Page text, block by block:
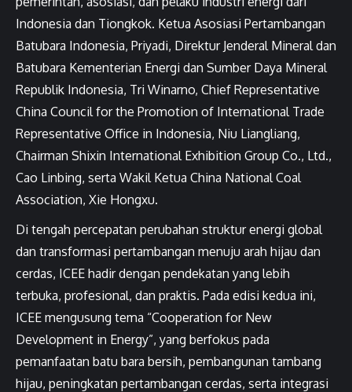
Indonesia dan Tiongkok. Ketua Asosiasi Pertambangan
Batubara Indonesia, Priyadi, Direktur Jenderal Mineral dan
Batubara Kementerian Energi dan Sumber Daya Mineral
Republik Indonesia, Tri Winarno, Chief Representative
China Council for the Promotion of International Trade
Representative Office in Indonesia, Niu Liangliang,
Chairman Shixin International Exhibition Group Co., Ltd.,
Cao Linbing, serta Wakil Ketua China National Coal
Association, Xie Hongxu.
Di tengah percepatan perubahan struktur energi global
dan transformasi pertambangan menuju arah hijau dan
cerdas, ICEE hadir dengan pendekatan yang lebih
terbuka, profesional, dan praktis. Pada edisi kedua ini,
ICEE mengusung tema “Cooperation for New
Development in Energy”, yang berfokus pada
pemanfaatan batu bara bersih, pembangunan tambang
hijau, peningkatan pertambangan cerdas, serta integrasi